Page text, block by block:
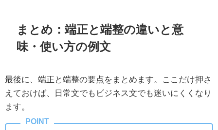
まとめ：端正と端整の違いと意
味・使い方の例文
最後に、端正と端整の要点をまとめます。ここだけ押さ
えておけば、日常文でもビジネス文でも迷いにくくなり
ます。